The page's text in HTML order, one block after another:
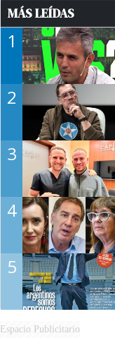
MÁS LEÍDAS
1
2
3
4
5
Espacio Publicitario